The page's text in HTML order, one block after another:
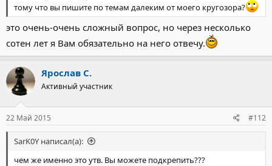
тому что вы пишите по темам далеким от моего кругозора?
это очень-очень сложный вопрос, но через несколько
сотен лет я Вам обязательно на него отвечу.
Ярослав С.
Активный участник
22 Май 2015 #112
SarK0Y написал(а):
чем же именно это утв. Вы можете подкрепить???